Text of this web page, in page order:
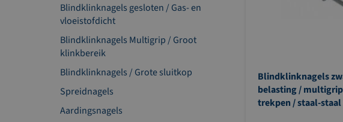
Blindklinknagels
belasting /
trekpen / staal-
Blindklinknagels gesloten / Gas- en
vloeistofdicht
Blindklinknagels Multigrip / Groot
klinkbereik
Blindklinknagels / Grote sluitkop
Spreidnagels
Aardingsnagels